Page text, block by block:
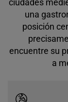
ciudades
una
posición
encuentre su
a